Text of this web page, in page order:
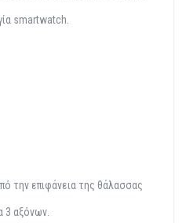
smartwatch.
την επιφάνεια της θάλασσας
3 αξόνων.